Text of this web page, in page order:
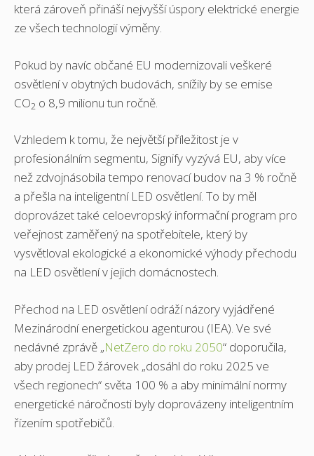
která zároveň přináší nejvyšší úspory elektrické energie
ze všech technologií výměny.
Pokud by navíc občané EU modernizovali veškeré
osvětlení v obytných budovách, snížily by se emise
CO2 o 8,9 milionu tun ročně.
Vzhledem k tomu, že největší příležitost je v
profesionálním segmentu, Signify vyzývá EU, aby více
než zdvojnásobila tempo renovací budov na 3 % ročně
a přešla na inteligentní LED osvětlení. To by měl
doprovázet také celoevropský informační program pro
veřejnost zaměřený na spotřebitele, který by
vysvětloval ekologické a ekonomické výhody přechodu
na LED osvětlení v jejich domácnostech.
Přechod na LED osvětlení odráží názory vyjádřené
Mezinárodní energetickou agenturou (IEA). Ve své
nedávné zprávě „NetZero do roku 2050“ doporučila,
aby prodej LED žárovek „dosáhl do roku 2025 ve
všech regionech“ světa 100 % a aby minimální normy
energetické náročnosti byly doprovázeny inteligentním
řízením spotřebičů.